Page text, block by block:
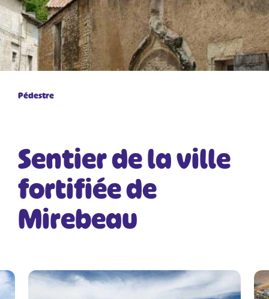
Pédestre
Sentier de la ville
fortifiée de
Mirebeau